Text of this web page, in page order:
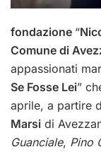
fondazione “
Comune di
appassionati
Se Fosse Lei”
aprile, a partire
Marsi di
Guanciale, Pino